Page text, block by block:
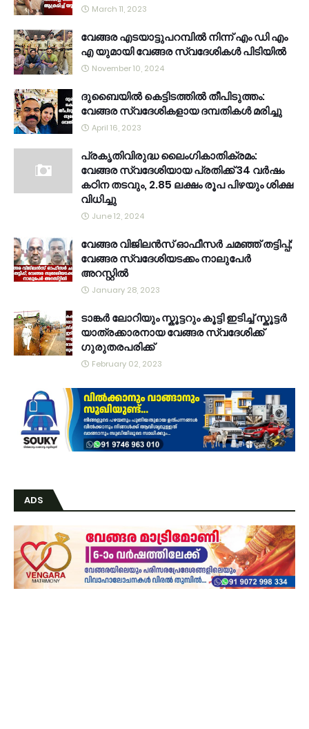
March 11, 2023
വേങ്ങര എടയാട്ടുപറമ്പിൽ നിന്ന് എം ഡി എം
എ യുമായി വേങ്ങര സ്വദേശികൾ പിടിയിൽ
November 10, 2024
ദുബൈയിൽ കെട്ടിടത്തിൽ തീപിടുത്തം:
വേങ്ങര സ്വദേശികളായ ദമ്പതികൾ മരിച്ചു
April 16, 2023
പ്രകൃതിവിരുദ്ധ ലൈംഗികാതിക്രമം:
വേങ്ങര സ്വദേശിയായ പ്രതിക്ക് 34 വര്‍ഷം
കഠിന തടവും, 2.85 ലക്ഷം രൂപ പിഴയും ശിക്ഷ
വിധിച്ചു
June 12, 2024
വേങ്ങര വിജിലൻസ് ഓഫീസർ ചമഞ്ഞ് തട്ടിപ്പ്;
വേങ്ങര സ്വദേശിയടക്കം നാലുപേർ
അറസ്റ്റിൽ
January 28, 2023
ടാങ്കർ ലോറിയും സ്കൂട്ടറും കൂട്ടി ഇടിച്ച് സ്കൂട്ടർ
യാത്രക്കാരനായ വേങ്ങര സ്വദേശിക്ക്
ഗുരുതരപരിക്ക്
February 02, 2023
ADS